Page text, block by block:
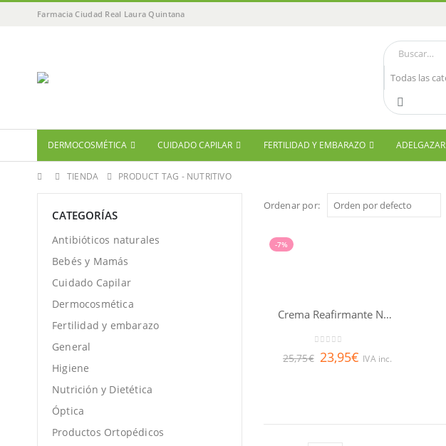
Farmacia Ciudad Real Laura Quintana
DERMOCOSMÉTICA CUIDADO CAPILAR FERTILIDAD Y EMBARAZO ADELGAZAR
TIENDA PRODUCT TAG - NUTRITIVO
Ordenar por:
-7%
Crema Reafirmante Nutritiva LQ
out of 5
25,75€ 23,95€ IVA inc.
CATEGORÍAS
Antibióticos naturales
Bebés y Mamás
Cuidado Capilar
Dermocosmética
Fertilidad y embarazo
General
Higiene
Nutrición y Dietética
Óptica
Productos Ortopédicos